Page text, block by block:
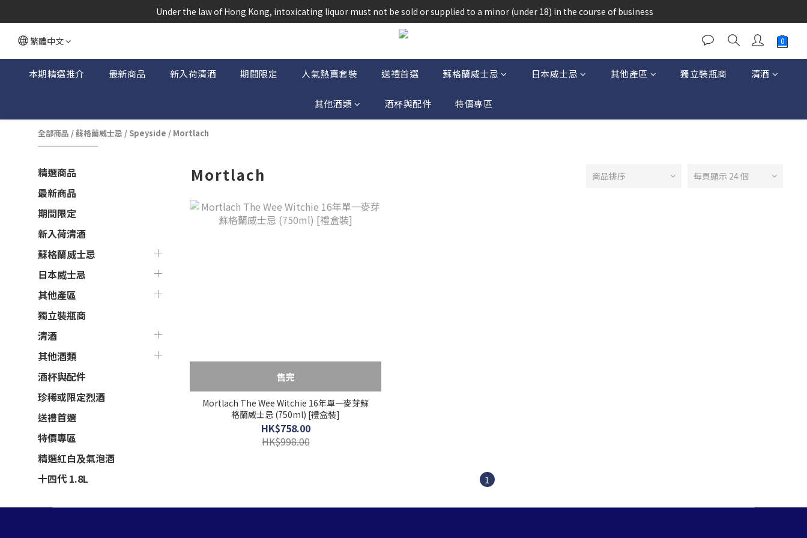
根據香港法律，不得在業務過程中，向未成年人(18歲以下人士)售賣或供應令人醺醉的酒類。
Under the law of Hong Kong, intoxicating liquor must not be sold or supplied to a minor (under 18) in the course of business
根據香港法律，不得在業務過程中，向未成年人(18歲以下人士)售賣或供應令人醺醉的酒類。
繁體中文
本期精選推介 最新商品 新入荷清酒 期間限定 人氣熱賣套裝 送禮首選 蘇格蘭威士忌 日本威士忌 其他產區 獨立裝瓶商 清酒
其他酒類 酒杯與配件 特價專區
全部商品 /蘇格蘭威士忌 / Speyside / Mortlach
精選商品
最新商品
期間限定
新入荷清酒
蘇格蘭威士忌
日本威士忌
其他產區
獨立裝瓶商
清酒
其他酒類
酒杯與配件
珍稀或限定烈酒
送禮首選
特價專區
精選紅白及氣泡酒
十四代 1.8L
Mortlach 商品排序 每頁顯示 24 個
售完
Mortlach The Wee Witchie 16年單一麥芽蘇
格蘭威士忌 (750ml) [禮盒裝]
HK$758.00
HK$998.00
1